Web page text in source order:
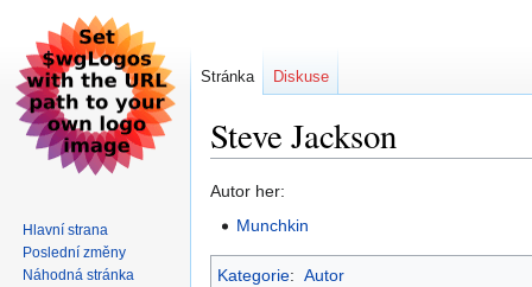
Steve Jackson
Skočit
Skočit
Autor her:
Munchkin
Kategorie: Autor
Stránka Diskuse
Hlavní strana
Poslední změny
Náhodná stránka